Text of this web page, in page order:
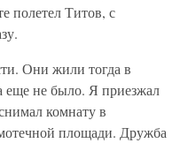
полетел Титов, с
Они жили тогда в
еще не было. Я приезжал
комнату в
площади. Дружба